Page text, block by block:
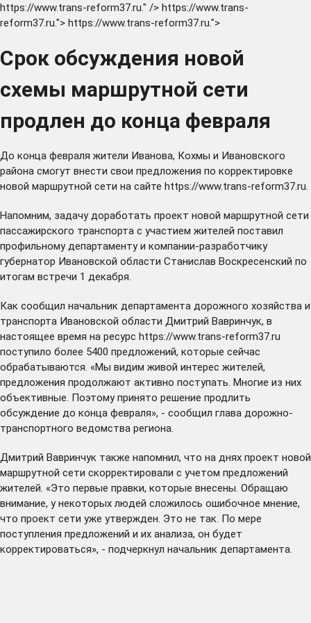
https://www.trans-reform37.ru." /> https://www.trans-
reform37.ru."> https://www.trans-reform37.ru.">
Срок обсуждения новой
схемы маршрутной сети
продлен до конца февраля
До конца февраля жители Иванова, Кохмы и Ивановского
района смогут внести свои предложения по корректировке
новой маршрутной сети на сайте https://www.trans-reform37.ru
Напомним, задачу доработать проект новой маршрутной сети
пассажирского транспорта с участием жителей поставил
профильному департаменту и компании-разработчику
губернатор Ивановской области Станислав Воскресенский по
итогам встречи 1 декабря.
Как сообщил начальник департамента дорожного хозяйства и
транспорта Ивановской области Дмитрий Вавринчук, в
настоящее время на ресурс https://www.trans-reform37.ru
поступило более 5400 предложений, которые сейчас
обрабатываются. «Мы видим живой интерес жителей,
предложения продолжают активно поступать. Многие из них
объективные. Поэтому принято решение продлить
обсуждение до конца февраля», - сообщил глава дорожно-
транспортного ведомства региона.
Дмитрий Вавринчук также напомнил, что на днях проект новой
маршрутной сети скорректировали с учетом предложений
жителей. «Это первые правки, которые внесены. Обращаю
внимание, у некоторых людей сложилось ошибочное мнение,
что проект сети уже утвержден. Это не так. По мере
поступления предложений и их анализа, он будет
корректироваться», - подчеркнул начальник департамента.